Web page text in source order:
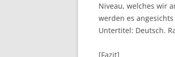
Niveau, welches wir
werden es
Untertitel: Deutsch.
[Fazit]